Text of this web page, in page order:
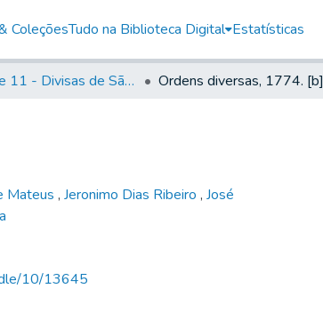
ColeçõesTudo na Biblioteca Digital Estatísticas
Volume 11 - Divisas de São Paulo e Minas Gerais Ordens diversas, 1774. [b]
Mateus , Jeronimo Dias Ribeiro , José
10/13645